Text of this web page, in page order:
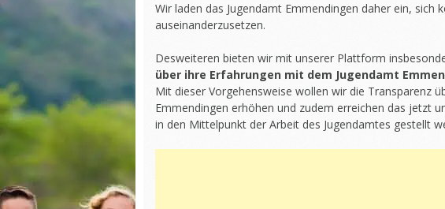
Wir laden das Jugendamt Emmendingen daher ein, sich
auseinanderzusetzen.
Desweiteren bieten wir mit unserer Plattform
über ihre Erfahrungen mit dem Jugendamt
Mit dieser Vorgehensweise wollen wir die Transparenz
Emmendingen erhöhen und zudem erreichen das jetzt
in den Mittelpunkt der Arbeit des Jugendamtes gestellt